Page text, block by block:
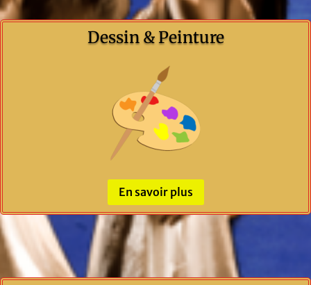
Dessin & Peinture
En savoir plus